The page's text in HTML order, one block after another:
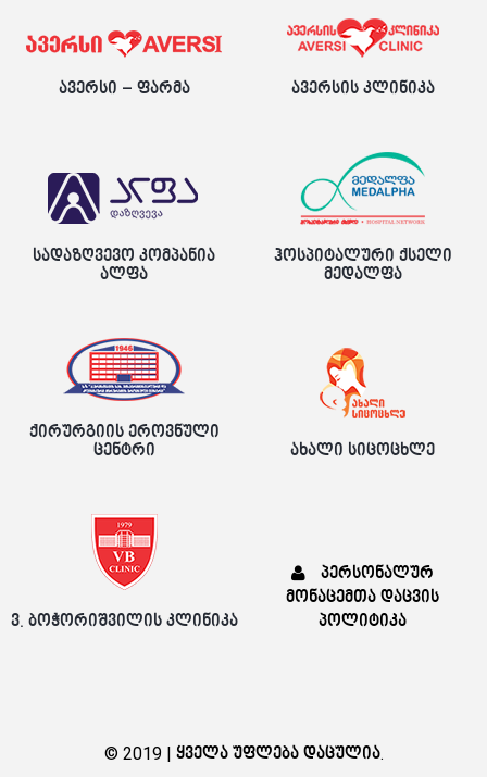
ავერსი – ფარმა ავერსის კლინიკა
სადაზღვევო კომპანია
ალფა
ჰოსპიტალური ქსელი
მედალფა
ქირურგიის ეროვნული
ცენტრი
ახალი სიცოცხლე
ვ. ბოჭორიშვილის კლინიკა
პერსონალურ
მონაცემთა დაცვის
პოლიტიკა
© 2019 | ყველა უფლება დაცულია.